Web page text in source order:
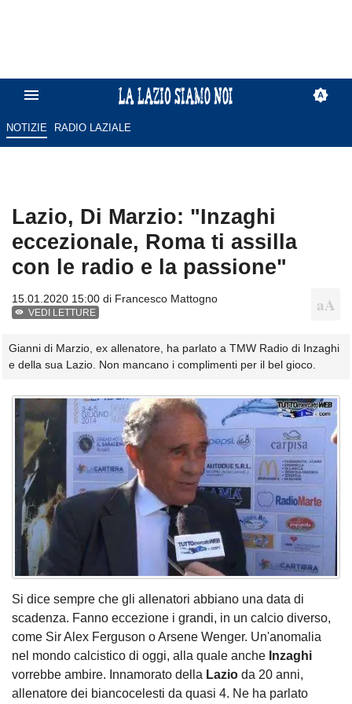
NOTIZIE RADIO LAZIALE
Lazio, Di Marzio: "Inzaghi
eccezionale, Roma ti assilla
con le radio e la passione"
15.01.2020 15:00 di Francesco Mattogno
VEDI LETTURE
Gianni di Marzio, ex allenatore, ha parlato a TMW Radio di Inzaghi
e della sua Lazio. Non mancano i complimenti per il bel gioco.
Si dice sempre che gli allenatori abbiano una data di
scadenza. Fanno eccezione i grandi, in un calcio diverso,
come Sir Alex Ferguson o Arsene Wenger. Un'anomalia
nel mondo calcistico di oggi, alla quale anche Inzaghi
vorrebbe ambire. Innamorato della Lazio da 20 anni,
allenatore dei biancocelesti da quasi 4. Ne ha parlato